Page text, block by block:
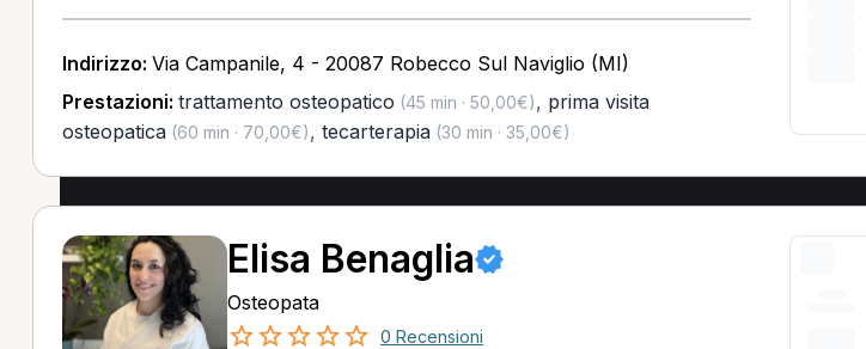
Indirizzo: Via Campanile, 4 - 20087 Robecco Sul Naviglio (MI)
Prestazioni: trattamento osteopatico (45 min · 50,00€), prima visita
osteopatica(60 min · 70,00€), tecarterapia(30 min · 35,00€)
Elisa Benaglia
Osteopata
0 Recensioni